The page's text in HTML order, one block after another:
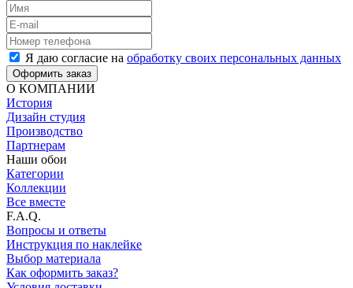
Я даю согласие на обработку своих персональных данных
Оформить заказ
О КОМПАНИИ
История
Дизайн студия
Производство
Партнерам
Наши обои
Категории
Коллекции
Все вместе
F.A.Q.
Вопросы и ответы
Инструкция по наклейке
Выбор материала
Как оформить заказ?